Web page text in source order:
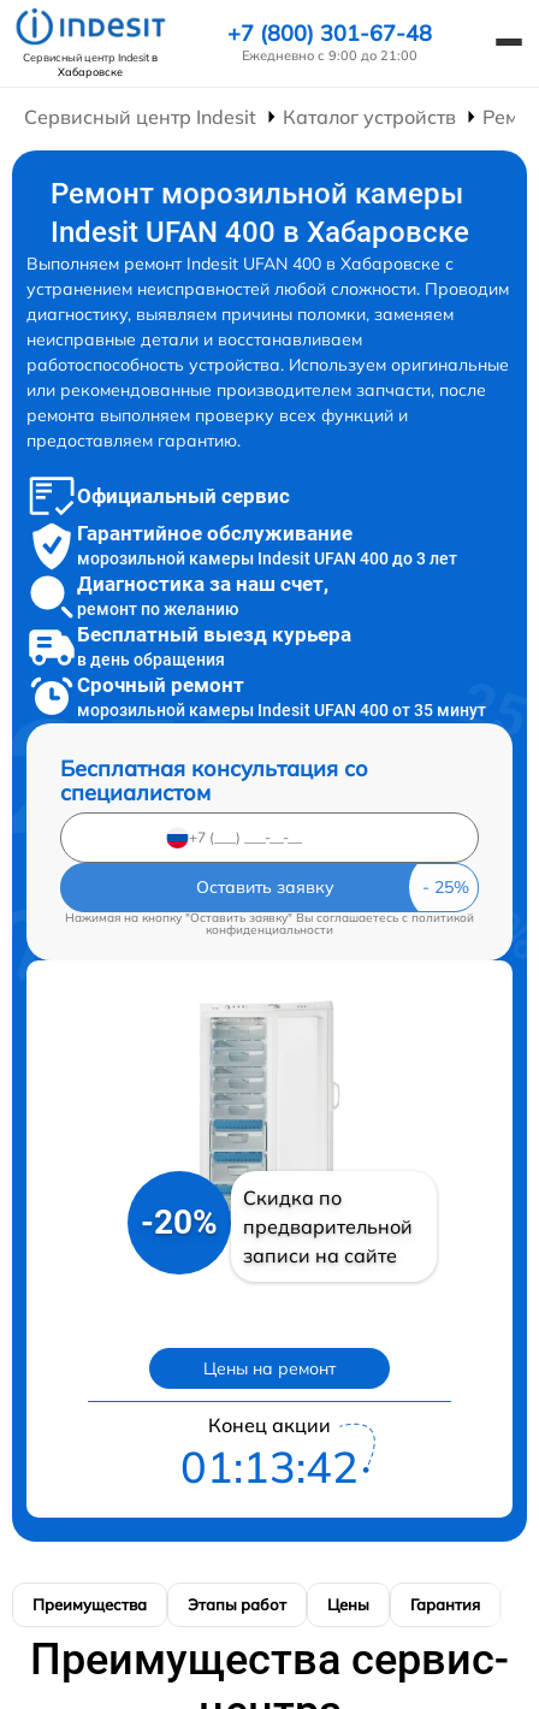
Сервисный центр Indesitв
Хабаровске
+7 (800) 301-67-48
Ежедневно с 9:00 до 21:00
Сервисный центр Indesit Каталог устройств
Ремонт морозильной камеры
Indesit UFAN 400 в Хабаровске
Выполняем ремонт Indesit UFAN 400 в Хабаровске с
устранением неисправностей любой сложности. Проводим
диагностику, выявляем причины поломки, заменяем
неисправные детали и восстанавливаем
работоспособность устройства. Используем оригинальные
или рекомендованные производителем запчасти, после
ремонта выполняем проверку всех функций и
предоставляем гарантию.
Официальный сервис
Гарантийное обслуживание
морозильной камеры Indesit UFAN 400 до 3 лет
Диагностика за наш счет,
ремонт по желанию
Бесплатный выезд курьера
в день обращения
Срочный ремонт
морозильной камеры Indesit UFAN 400 от 35 минут
Бесплатная консультация со
специалистом
Оставить заявку
Нажимая на кнопку "Оставить заявку" Вы соглашаетесь cполитикой
конфиденциальности
-20%
Скидка по
предварительной
записи на сайте
Цены на ремонт
Конец акции
01:13:41
Преимущества Этапы работ Цены Гарантия
Преимущества сервис-